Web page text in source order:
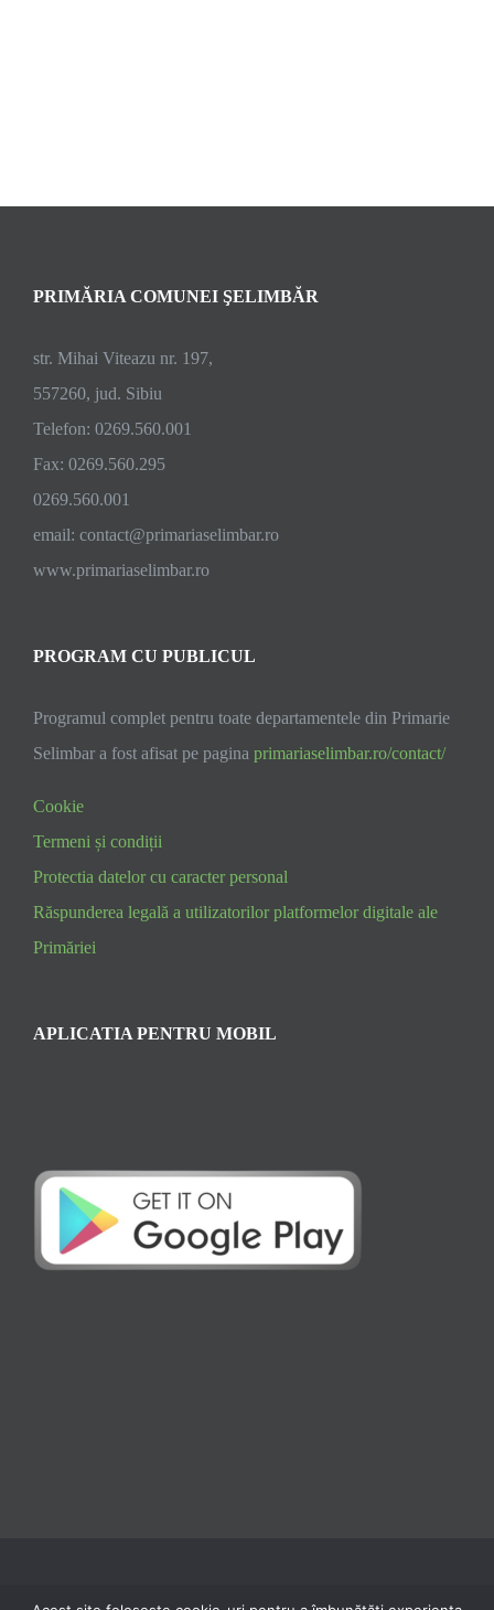
PRIMĂRIA COMUNEI ŞELIMBĂR
str. Mihai Viteazu nr. 197,
557260, jud. Sibiu
Telefon: 0269.560.001
Fax: 0269.560.295
0269.560.001
email: contact@primariaselimbar.ro
www.primariaselimbar.ro
PROGRAM CU PUBLICUL
Programul complet pentru toate departamentele din Primarie
Selimbar a fost afisat pe pagina primariaselimbar.ro/contact/
Cookie
Termeni și condiții
Protectia datelor cu caracter personal
Răspunderea legală a utilizatorilor platformelor digitale ale
Primăriei
APLICATIA PENTRU MOBIL